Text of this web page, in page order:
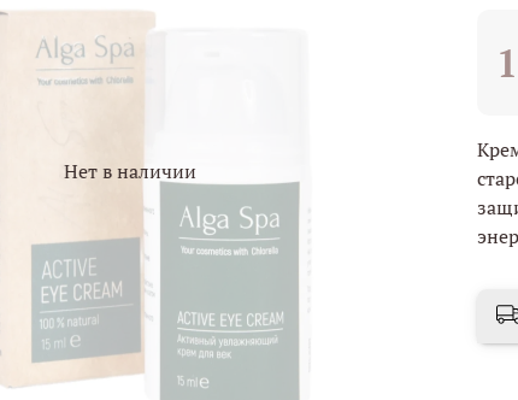
Нет в наличии